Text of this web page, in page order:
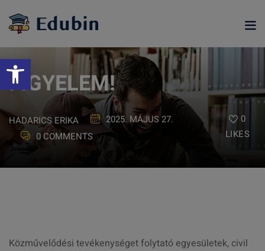
Eszköztár megnyitása
content
FIGYELEM!
HADARICS ERIKA
2025. MÁJUS 27.
0 COMMENTS
0
LIKES
Közművelődési tevékenységet folytató egyesületek, civil